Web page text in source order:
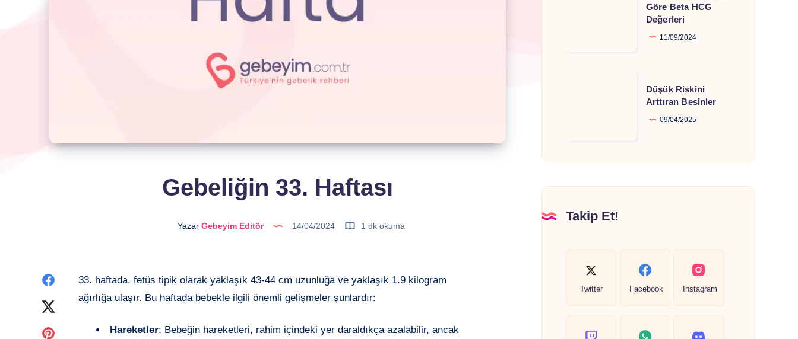
Gebeliğin 33. Haftası
YazarGebeyim Editör 14/04/2024 1 dk okuma
Facebook'de
paylaşın
Twitter'de
Pinterest'de
33. haftada, fetüs tipik olarak yaklaşık 43-44 cm uzunluğa ve yaklaşık 1.9 kilogram
ağırlığa ulaşır. Bu haftada bebekle ilgili önemli gelişmeler şunlardır:
Hareketler: Bebeğin hareketleri, rahim içindeki yer daraldıkça azalabilir, ancak
Göre Beta HCG
Değerleri
11/09/2024
Düşük Riskini
Arttıran Besinler
09/04/2025
Takip Et!
Twitter Facebook Instagram